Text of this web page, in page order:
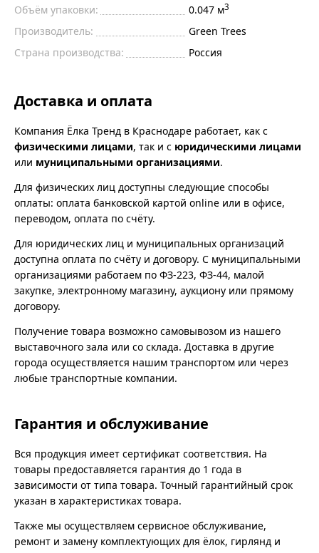
Объём упаковки:
0.047 м3
Производитель:
Green Trees
Страна производства:
Россия
Доставка и оплата
Компания Ёлка Тренд в Краснодаре работает, как с
физическими лицами, так и с юридическими лицами
или муниципальными организациями.
Для физических лиц доступны следующие способы
оплаты: оплата банковской картой online или в офисе,
переводом, оплата по счёту.
Для юридических лиц и муниципальных организаций
доступна оплата по счёту и договору. С муниципальными
организациями работаем по ФЗ-223, ФЗ-44, малой
закупке, электронному магазину, аукциону или прямому
договору.
Получение товара возможно самовывозом из нашего
выставочного зала или со склада. Доставка в другие
города осуществляется нашим транспортом или через
любые транспортные компании.
Гарантия и обслуживание
Вся продукция имеет сертификат соответствия. На
товары предоставляется гарантия до 1 года в
зависимости от типа товара. Точный гарантийный срок
указан в характеристиках товара.
Также мы осуществляем сервисное обслуживание,
ремонт и замену комплектующих для ёлок, гирлянд и